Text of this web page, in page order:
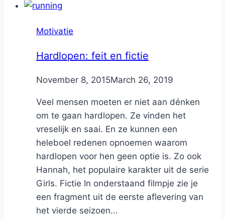
Motivatie
Hardlopen: feit en fictie
ByNicole
November 8, 2015March 26, 2019
Veel mensen moeten er niet aan dénken
om te gaan hardlopen. Ze vinden het
vreselijk en saai. En ze kunnen een
heleboel redenen opnoemen waarom
hardlopen voor hen geen optie is. Zo ook
Hannah, het populaire karakter uit de serie
Girls. Fictie In onderstaand filmpje zie je
een fragment uit de eerste aflevering van
het vierde seizoen...